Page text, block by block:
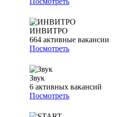
ИНВИТРО
664 активные вакансии
Посмотреть
Звук
6 активных вакансий
Посмотреть